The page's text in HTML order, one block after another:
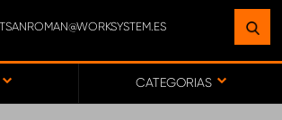
TSANROMAN@WORKSYSTEM.ES
CATEGORIAS
UNA INSTALACIÓN
DE USTED